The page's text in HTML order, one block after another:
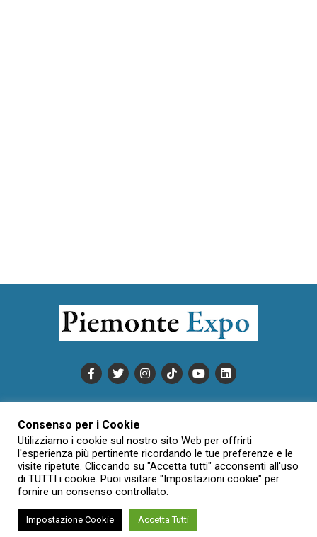
INFORMATIVA SULLA PRIVACY
CONDIZIONI DI UTILIZZO
DATI SOCIETARI
NOVAJO
CREDITS
CONTATTTI
Creative Commons Attribuzione - Non commerciale - Non opere
derivate 3.0 Italia (CC BY-NC-ND 3.0 IT)
Consenso per i Cookie
Utilizziamo i cookie sul nostro sito Web per offrirti
l'esperienza più pertinente ricordando le tue preferenze e le
visite ripetute. Cliccando su "Accetta tutti" acconsenti all'uso
di TUTTI i cookie. Puoi visitare "Impostazioni cookie" per
fornire un consenso controllato.
Impostazione Cookie Accetta Tutti